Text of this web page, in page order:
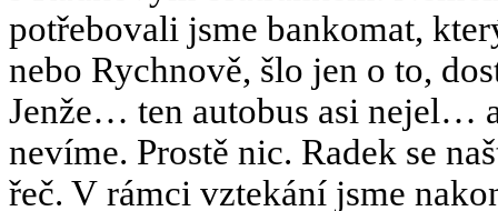
potřebovali jsme bankomat,
nebo Rychnově, šlo jen o to,
Jenže… ten autobus asi nejel…
nevíme. Prostě nic. Radek se
řeč. V rámci vztekání jsme